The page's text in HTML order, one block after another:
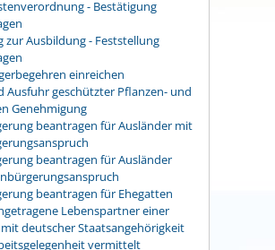
- Bestätigung
zur Ausbildung - Feststellung
einreichen
Ausfuhr geschützter Pflanzen- und
Genehmigung
beantragen für Ausländer mit
beantragen für Ausländer
beantragen für Ehegatten
Lebenspartner einer
deutscher Staatsangehörigkeit
vermittelt